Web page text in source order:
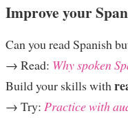
Improve your
Can you read Spanish
→ Read: Why spoken
Build your skills with
→ Try: Practice with